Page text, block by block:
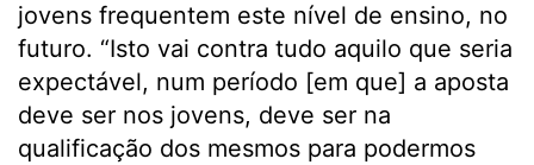
jovens frequentem este nível de ensino, no
futuro. “Isto vai contra tudo aquilo que seria
expectável, num período [em que] a aposta
deve ser nos jovens, deve ser na
qualificação dos mesmos para podermos